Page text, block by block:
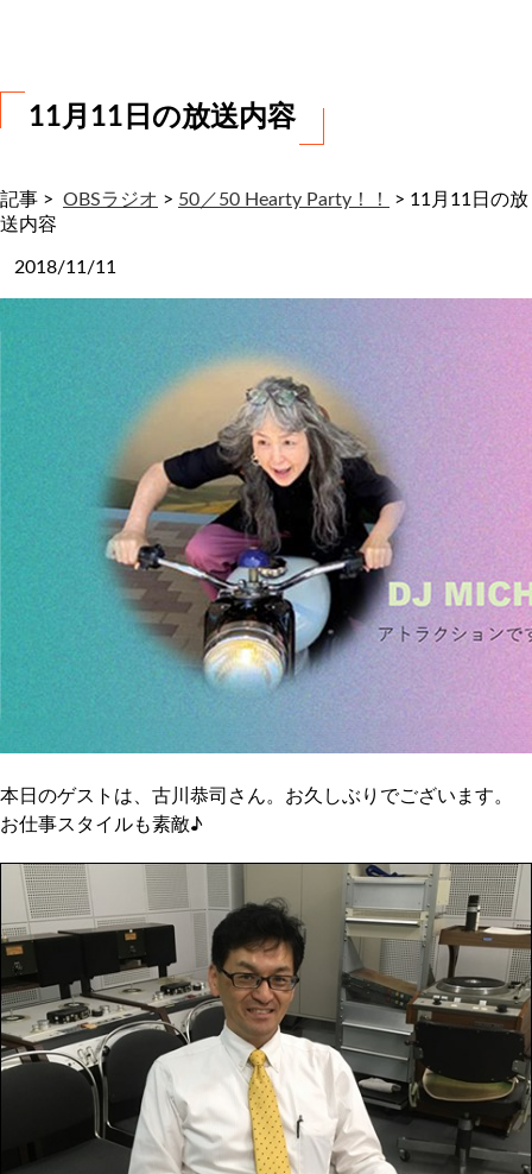
11月11日の放送内容
記事 > OBSラジオ > 50／50 Hearty Party！！ > 11月11日の放
送内容
2018/11/11
本日のゲストは、古川恭司さん。お久しぶりでございます。
お仕事スタイルも素敵♪